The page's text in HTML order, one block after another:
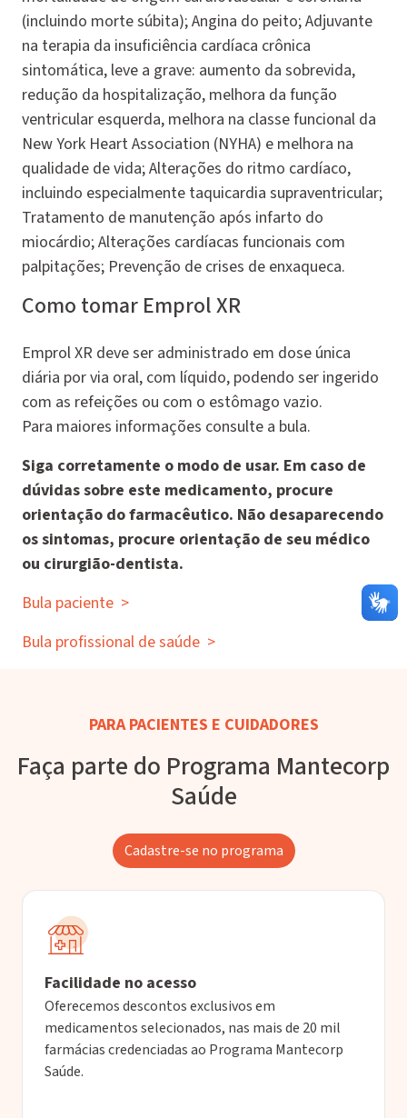
(incluindo morte súbita); Angina do peito; Adjuvante
na terapia da insuficiência cardíaca crônica
sintomática, leve a grave: aumento da sobrevida,
redução da hospitalização, melhora da função
ventricular esquerda, melhora na classe funcional da
New York Heart Association (NYHA) e melhora na
qualidade de vida; Alterações do ritmo cardíaco,
incluindo especialmente taquicardia supraventricular;
Tratamento de manutenção após infarto do
miocárdio; Alterações cardíacas funcionais com
palpitações; Prevenção de crises de enxaqueca.
Como tomar Emprol XR
Emprol XR deve ser administrado em dose única
diária por via oral, com líquido, podendo ser ingerido
com as refeições ou com o estômago vazio.
Para maiores informações consulte a bula.
Siga corretamente o modo de usar. Em caso de
dúvidas sobre este medicamento, procure
orientação do farmacêutico. Não desaparecendo
os sintomas, procure orientação de seu médico
ou cirurgião-dentista.
Bula paciente >
Bula profissional de saúde >
PARA PACIENTES E CUIDADORES
Faça parte do Programa Mantecorp
Saúde
Cadastre-se no programa
Facilidade no acesso
Oferecemos descontos exclusivos em
medicamentos selecionados, nas mais de 20 mil
farmácias credenciadas ao Programa Mantecorp
Saúde.